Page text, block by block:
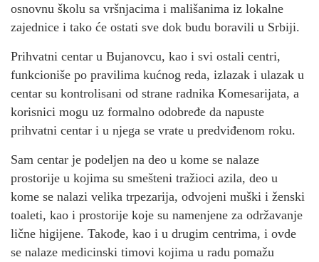
osnovnu školu sa vršnjacima i mališanima iz lokalne
zajednice i tako će ostati sve dok budu boravili u Srbiji.
Prihvatni centar u Bujanovcu, kao i svi ostali centri,
funkcioniše po pravilima kućnog reda, izlazak i ulazak u
centar su kontrolisani od strane radnika Komesarijata, a
korisnici mogu uz formalno odobređe da napuste
prihvatni centar i u njega se vrate u predviđenom roku.
Sam centar je podeljen na deo u kome se nalaze
prostorije u kojima su smešteni tražioci azila, deo u
kome se nalazi velika trpezarija, odvojeni muški i ženski
toaleti, kao i prostorije koje su namenjene za održavanje
lične higijene. Takođe, kao i u drugim centrima, i ovde
se nalaze medicinski timovi kojima u radu pomažu